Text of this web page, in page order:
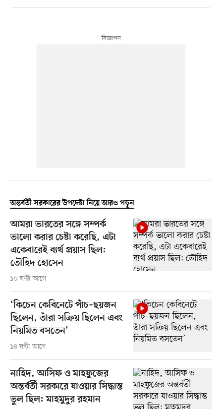
অন্তর্বর্তী সরকারের উপদেষ্টা নিয়ে আরও পড়ুন
আমরা ভারতের সঙ্গে সম্পর্ক
ভালো করার চেষ্টা করেছি, এটা
একেবারেই ব্যর্থ প্রয়াস ছিল:
তৌহিদ হোসেন
১০ ঘণ্টা আগে
‘কিচেন কেবিনেটে পাঁচ–ছয়জন
ছিলেন, তাঁরা সক্রিয় ছিলেন এবং
নিয়মিত বসতেন’
১৪ ঘণ্টা আগে
নাহিদ, আসিফ ও মাহফুজের
অন্তর্বর্তী সরকারে যাওয়ার সিদ্ধান্ত
ভুল ছিল: মাহমুদুর রহমান